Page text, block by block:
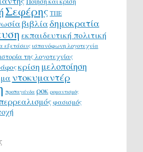
Σεφέρης ΤΠΕ
βιβλίαδημοκρατία
εκπαιδευτική πολιτική
εξετάσεις ισπανόφωνη λογοτεχνία
ιστορία της λογοτεχνίας
κρίση μελοποίηση
ντοκυμαντέρ
προπαγάνδα ροκ ρομαντισμός
φασισμός